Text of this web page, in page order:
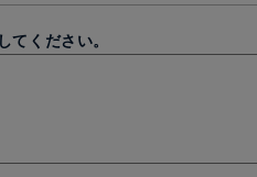
ください。